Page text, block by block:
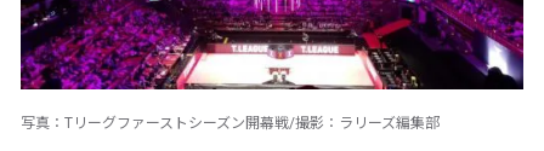
写真：Tリーグファーストシーズン開幕戦/撮影：ラリーズ編集部